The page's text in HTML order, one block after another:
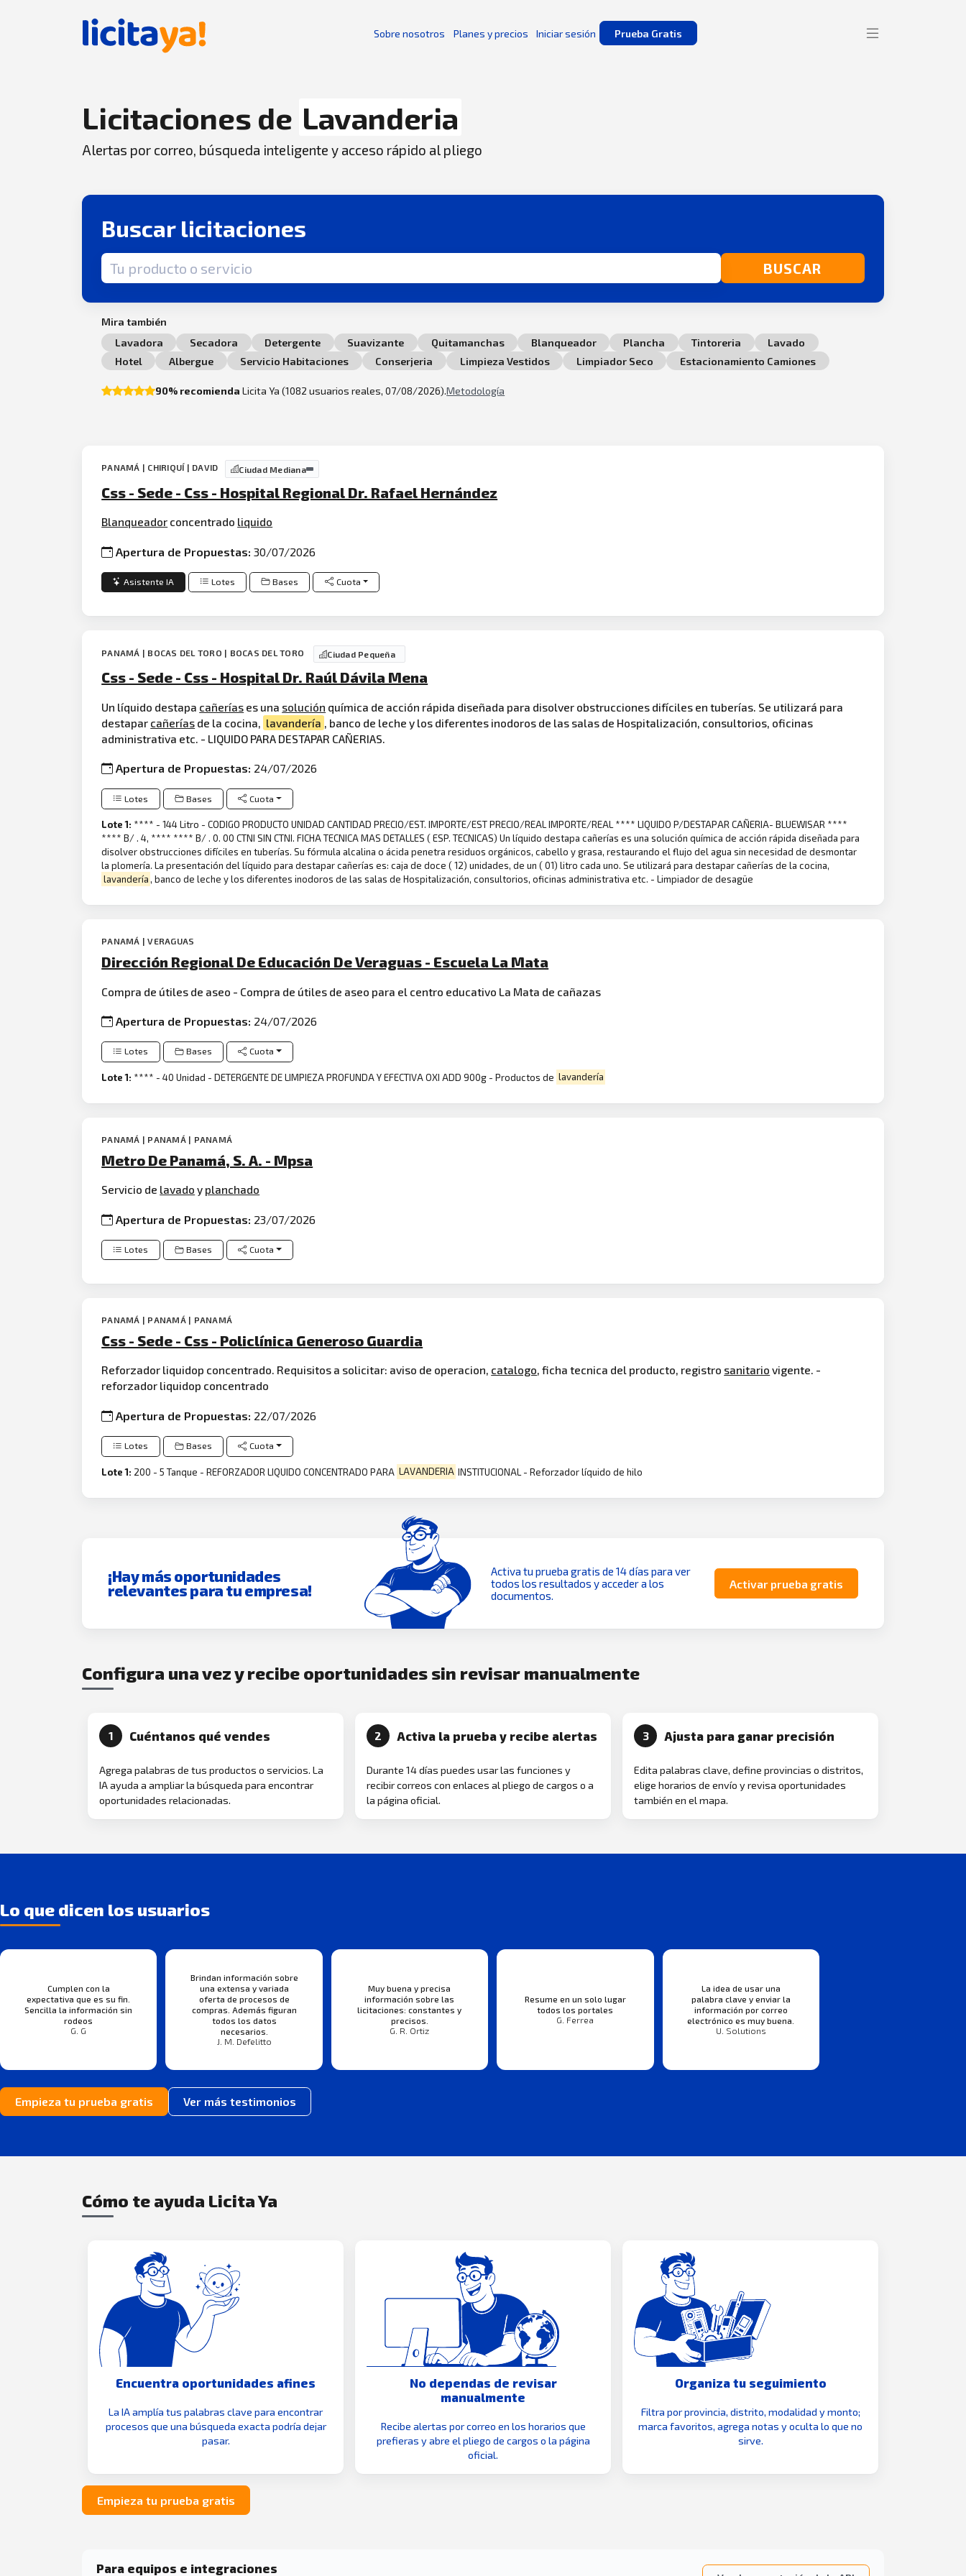
Sobre nosotros Planes y precios Iniciar sesión Prueba Gratis
Licitaciones de Lavanderia
Alertas por correo, búsqueda inteligente y acceso rápido al pliego
Buscar licitaciones
Término de búsqueda BUSCAR
Mira también
Lavadora
Secadora Detergente Suavizante Quitamanchas Blanqueador Plancha Tintoreria
Lavado
Hotel
Albergue Servicio Habitaciones Conserjeria Limpieza Vestidos Limpiador Seco Estacionamiento Camiones
90% recomienda Licita Ya (1082 usuarios reales, 07/08/2026).Metodología
PANAMÁ | CHIRIQUÍ | DAVID Ciudad Mediana
Css - Sede - Css - Hospital Regional Dr. Rafael Hernández
Blanqueador concentrado liquido
Apertura de Propuestas:30/07/2026
Asistente IA Lotes Bases Cuota
PANAMÁ | BOCAS DEL TORO | BOCAS DEL TORO Ciudad Pequeña
Css - Sede - Css - Hospital Dr. Raúl Dávila Mena
Un líquido destapa cañerías es una solución química de acción rápida diseñada para disolver obstrucciones difíciles en tuberías. Se utilizará para
destapar cañerías de la cocina, lavandería
, banco de leche y los diferentes inodoros de las salas de Hospitalización, consultorios, oficinas
administrativa etc. - LIQUIDO PARA DESTAPAR CAÑERIAS.
Apertura de Propuestas: 24/07/2026
Lotes Bases Cuota
Lote 1: **** - 144 Litro - CODIGO PRODUCTO UNIDAD CANTIDAD PRECIO/EST. IMPORTE/EST PRECIO/REAL IMPORTE/REAL **** LIQUIDO P/DESTAPAR CAÑERIA- BLUEWISAR ****
**** B/ . 4, **** **** B/ . 0. 00 CTNI SIN CTNI. FICHA TECNICA MAS DETALLES ( ESP. TECNICAS) Un líquido destapa cañerías es una solución química de acción rápida diseñada para
disolver obstrucciones difíciles en tuberías. Su fórmula alcalina o ácida penetra residuos orgánicos, cabello y grasa, restaurando el flujo del agua sin necesidad de desmontar
la plomería. La presentación del líquido para destapar cañerías es: caja de doce ( 12) unidades, de un ( 01) litro cada uno. Se utilizará para destapar cañerías de la cocina,
lavandería, banco de leche y los diferentes inodoros de las salas de Hospitalización, consultorios, oficinas administrativa etc. - Limpiador de desagüe
PANAMÁ | VERAGUAS
Dirección Regional De Educación De Veraguas - Escuela La Mata
Compra de útiles de aseo - Compra de útiles de aseo para el centro educativo La Mata de cañazas
Apertura de Propuestas: 24/07/2026
Lotes Bases Cuota
Lote 1: **** - 40 Unidad - DETERGENTE DE LIMPIEZA PROFUNDA Y EFECTIVA OXI ADD 900g - Productos de lavandería
PANAMÁ | PANAMÁ | PANAMÁ
Metro De Panamá, S. A. - Mpsa
Servicio de lavado y planchado
Apertura de Propuestas: 23/07/2026
Lotes Bases Cuota
PANAMÁ | PANAMÁ | PANAMÁ
Css - Sede - Css - Policlínica Generoso Guardia
Reforzador liquidop concentrado. Requisitos a solicitar: aviso de operacion, catalogo, ficha tecnica del producto, registro sanitario vigente. -
reforzador liquidop concentrado
Apertura de Propuestas: 22/07/2026
Lotes Bases Cuota
Lote 1: 200 - 5 Tanque - REFORZADOR LIQUIDO CONCENTRADO PARA LAVANDERIA INSTITUCIONAL - Reforzador líquido de hilo
¡Hay más oportunidades
relevantes para tu empresa!
Activa tu prueba gratis de 14 días para ver
todos los resultados y acceder a los
documentos.
Activar prueba gratis
Configura una vez y recibe oportunidades sin revisar manualmente
1 Cuéntanos qué vendes
Agrega palabras de tus productos o servicios. La
IA ayuda a ampliar la búsqueda para encontrar
oportunidades relacionadas.
2 Activa la prueba y recibe alertas
Durante 14 días puedes usar las funciones y
recibir correos con enlaces al pliego de cargos o a
la página oficial.
3 Ajusta para ganar precisión
Edita palabras clave, define provincias o distritos,
elige horarios de envío y revisa oportunidades
también en el mapa.
Lo que dicen los usuarios
Cumplen con la
expectativa que es su fin.
Sencilla la información sin
rodeos
G. G
Brindan información sobre
una extensa y variada
oferta de procesos de
compras. Además figuran
todos los datos
necesarios.
J. M. Defelitto
Muy buena y precisa
información sobre las
licitaciones: constantes y
precisos.
G. R. Ortiz
Resume en un solo lugar
todos los portales
G. Ferrea
La idea de usar una
palabra clave y enviar la
información por correo
electrónico es muy buena.
U. Solutions
Empieza tu prueba gratis Ver más testimonios
Cómo te ayuda Licita Ya
Encuentra oportunidades afines
La IA amplía tus palabras clave para encontrar
procesos que una búsqueda exacta podría dejar
pasar.
No dependas de revisar
manualmente
Recibe alertas por correo en los horarios que
prefieras y abre el pliego de cargos o la página
oficial.
Organiza tu seguimiento
Filtra por provincia, distrito, modalidad y monto;
marca favoritos, agrega notas y oculta lo que no
sirve.
Empieza tu prueba gratis
Para equipos e integraciones